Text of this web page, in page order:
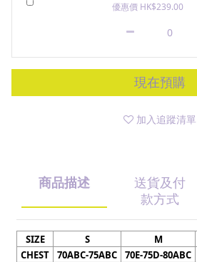
優惠價 HK$239.00
現在預購
加入追蹤清單
商品描述 送貨及付
款方式
SIZE S M
CHEST
70ABC-75ABC 70E-75D-80ABC